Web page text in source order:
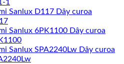
1
Dây curoa
Dây curoa
Dây curoa